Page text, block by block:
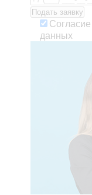
данных